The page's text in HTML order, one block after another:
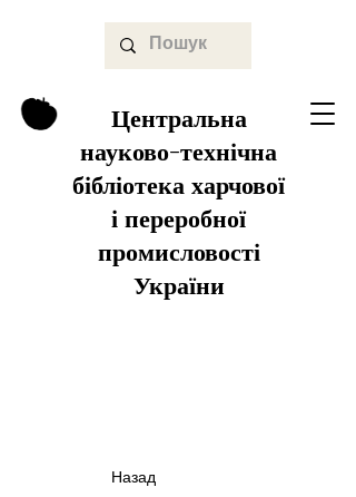
Центральна
науково-технічна
бібліотека харчової
і переробної
промисловості
України
Назад